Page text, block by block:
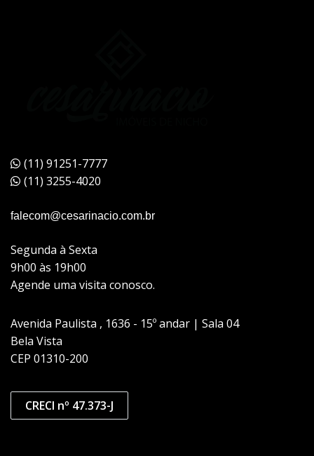
(11) 91251-7777
(11) 3255-4020
falecom@cesarinacio.com.br
Segunda à Sexta
9h00 às 19h00
Agende uma visita conosco.
Avenida Paulista , 1636 - 15º andar | Sala 04
Bela Vista
CEP 01310-200
CRECI nº 47.373-J